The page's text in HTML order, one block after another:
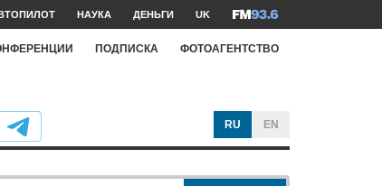
НАУКА ДЕНЬГИ UK
ПОДПИСКА ФОТОАГЕНТСТВО
RU EN